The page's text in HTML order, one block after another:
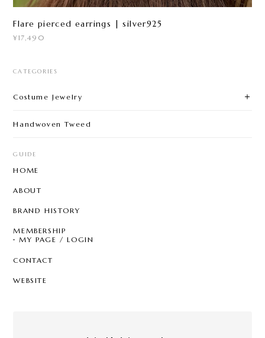
Flare pierced earrings | silver925
¥17,490
CATEGORIES
Costume Jewelry
Handwoven Tweed
GUIDE
HOME
ABOUT
BRAND HISTORY
MEMBERSHIP
MY PAGE / LOGIN
CONTACT
WEBSITE